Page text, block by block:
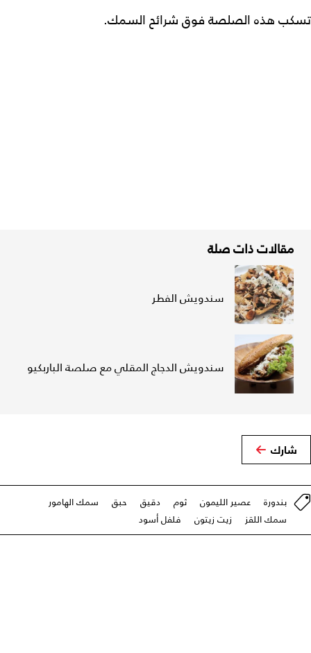
تسكب هذه الصلصة فوق شرائح السمك.
مقالات ذات صلة
سندويش الفطر
سندويش الدجاج المقلي مع صلصة الباربكيو
شارك
بندورة عصير الليمون ثوم دقيق حبق
سمك الهامور
سمك اللقز
زيت زيتون فلفل أسود